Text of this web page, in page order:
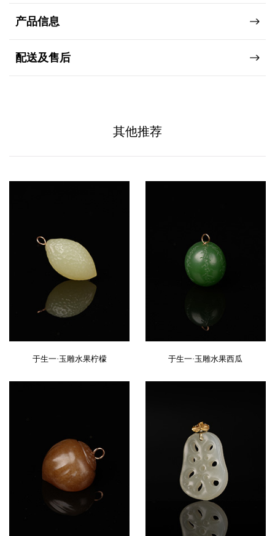
产品信息
配送及售后
其他推荐
于生一·玉雕水果柠檬 于生一·玉雕水果西瓜